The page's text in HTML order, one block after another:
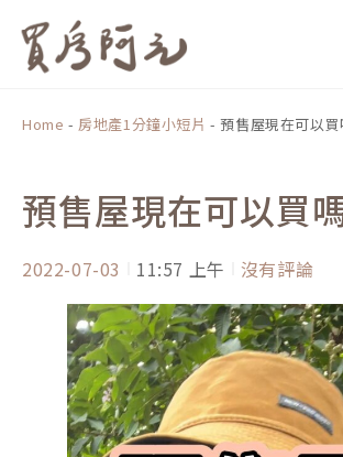
Home - 房地產1分鐘小短片 -預售屋現在可以買
預售屋現在可以買
2022-07-03 11:57 上午 沒有評論